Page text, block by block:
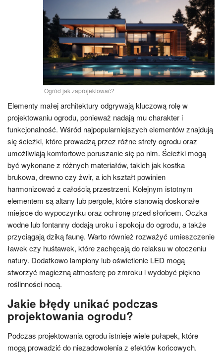
Ogród jak zaprojektować?
Elementy małej architektury odgrywają kluczową rolę w
projektowaniu ogrodu, ponieważ nadają mu charakter i
funkcjonalność. Wśród najpopularniejszych elementów znajdują
się ścieżki, które prowadzą przez różne strefy ogrodu oraz
umożliwiają komfortowe poruszanie się po nim. Ścieżki mogą
być wykonane z różnych materiałów, takich jak kostka
brukowa, drewno czy żwir, a ich kształt powinien
harmonizować z całością przestrzeni. Kolejnym istotnym
elementem są altany lub pergole, które stanowią doskonałe
miejsce do wypoczynku oraz ochronę przed słońcem. Oczka
wodne lub fontanny dodają uroku i spokoju do ogrodu, a także
przyciągają dziką faunę. Warto również rozważyć umieszczenie
ławek czy huśtawek, które zachęcają do relaksu w otoczeniu
natury. Dodatkowo lampiony lub oświetlenie LED mogą
stworzyć magiczną atmosferę po zmroku i wydobyć piękno
roślinności nocą.
Jakie błędy unikać podczas
projektowania ogrodu?
Podczas projektowania ogrodu istnieje wiele pułapek, które
mogą prowadzić do niezadowolenia z efektów końcowych.